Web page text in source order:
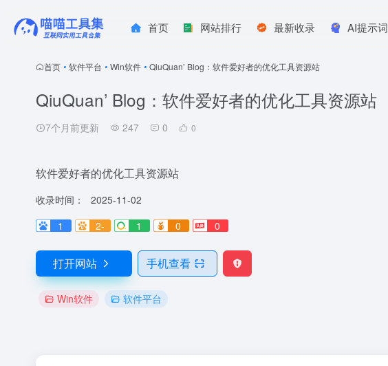
首页 网站排行 最新收录 AI提示词
首页 • 软件平台 • Win软件 • QiuQuan’ Blog：软件爱好者的优化工具资源站
QiuQuan’ Blog：软件爱好者的优化工具资源站
7个月前更新 247 0 0
软件爱好者的优化工具资源站
收录时间：
2025-11-02
1
2- 1 0 0
打开网站 手机查看
Win软件 软件平台